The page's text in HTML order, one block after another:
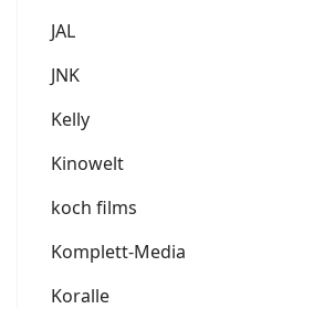
JAL
JNK
Kelly
Kinowelt
koch films
Komplett-Media
Koralle